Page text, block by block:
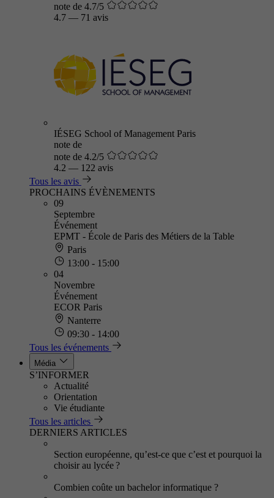
note de 4.7/5
4.7 — 71 avis
IÉSEG School of Management Paris
note de
note de 4.2/5
4.2 — 122 avis
Tous les avis
PROCHAINS ÉVÈNEMENTS
09
Septembre
Événement
EPMT - École de Paris des Métiers de la Table
Paris
13:00 - 15:00
04
Novembre
Événement
ECOR Paris
Nanterre
09:30 - 14:00
Tous les événements
Média
S’INFORMER
Actualité
Orientation
Vie étudiante
Tous les articles
DERNIERS ARTICLES
Section européenne, qu’est-ce que c’est et pourquoi la
choisir au lycée ?
Combien coûte un bachelor informatique ?